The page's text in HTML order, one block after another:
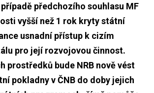
předchozího souhlasu MF
vyšší než 1 rok kryty státní
usnadní přístup k cizím
pro její rozvojovou činnost.
prostředků bude NRB nově vést
pokladny v ČNB do doby jejich